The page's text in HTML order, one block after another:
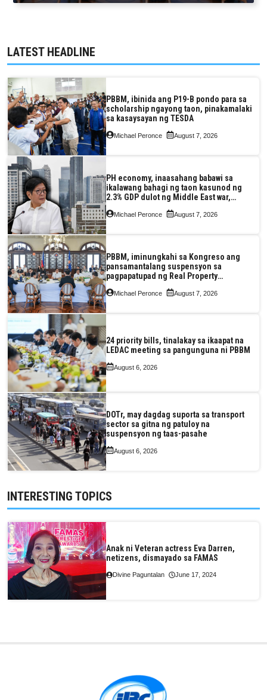
LATEST HEADLINE
PBBM, ibinida ang P19-B pondo para sa
scholarship ngayong taon, pinakamalaki
sa kasaysayan ng TESDA
Michael Peronce August 7, 2026
PH economy, inaasahang babawi sa
ikalawang bahagi ng taon kasunod ng
2.3% GDP dulot ng Middle East war,
pagkaantala ng public construction
Michael Peronce August 7, 2026
PBBM, iminungkahi sa Kongreso ang
pansamantalang suspensyon sa
pagpapatupad ng Real Property
Valuation and Assessment Reform Act
Michael Peronce August 7, 2026
24 priority bills, tinalakay sa ikaapat na
LEDAC meeting sa pangunguna ni PBBM
August 6, 2026
DOTr, may dagdag suporta sa transport
sector sa gitna ng patuloy na
suspensyon ng taas-pasahe
August 6, 2026
INTERESTING TOPICS
Anak ni Veteran actress Eva Darren,
netizens, dismayado sa FAMAS
Divine Paguntalan June 17, 2024